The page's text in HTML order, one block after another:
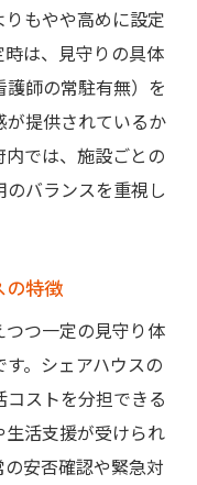
もやや高めに設定
は、見守りの具体
師の常駐有無）を
提供されているか
では、施設ごとの
バランスを重視し
の特徴
つ一定の見守り体
。シェアハウスの
ストを分担できる
活支援が受けられ
安否確認や緊急対